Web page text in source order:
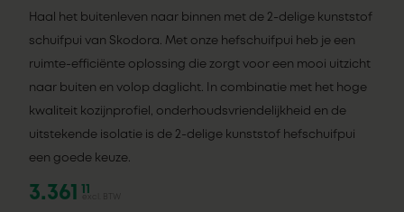
Haal het buitenleven naar binnen met de 2-delige kunststof
schuifpui van Skodora. Met onze hefschuifpui heb je een
ruimte-efficiënte oplossing die zorgt voor een mooi uitzicht
naar buiten en volop daglicht. In combinatie met het hoge
kwaliteit kozijnprofiel, onderhoudsvriendelijkheid en de
uitstekende isolatie is de 2-delige kunststof hefschuifpui
een goede keuze.
3.361 11
excl. BTW